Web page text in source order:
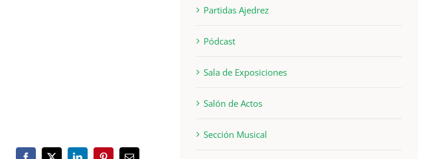
Partidas Ajedrez
Pódcast
Sala de Exposiciones
Salón de Actos
Sección Musical